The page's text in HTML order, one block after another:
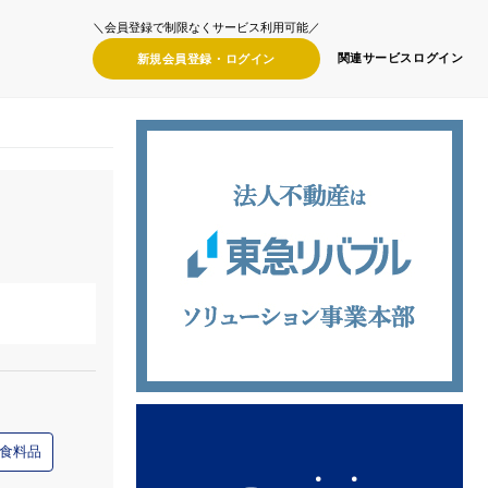
＼会員登録で制限なくサービス利用可能／
新規会員登録・ ログイン 関連サービス ログイン
料品